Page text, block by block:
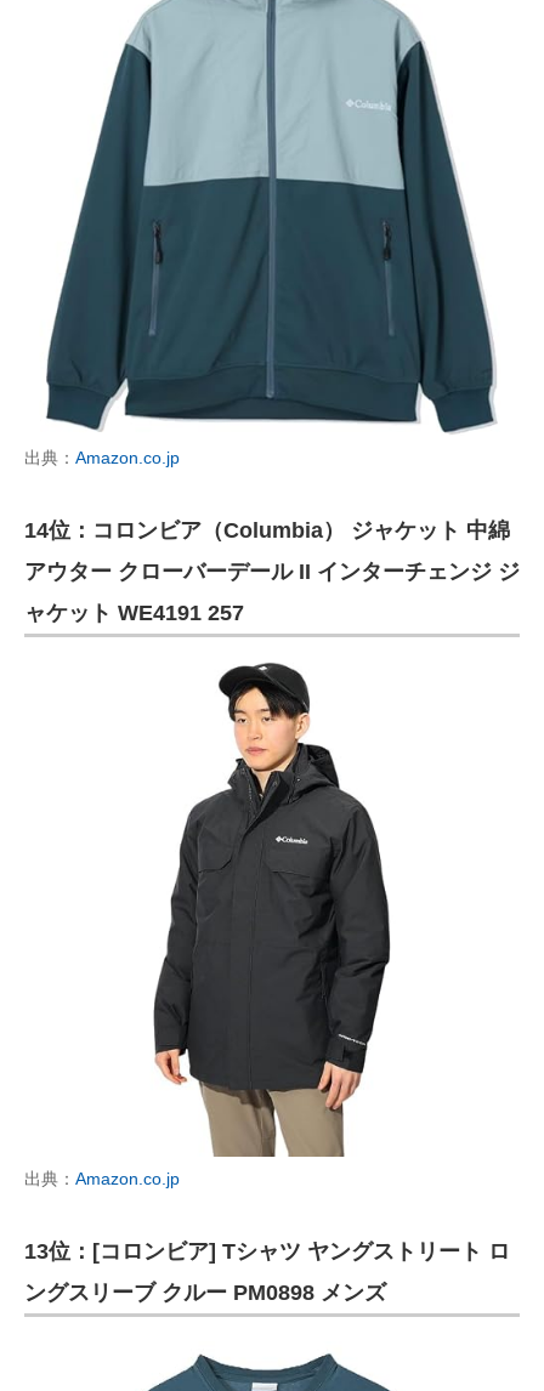
出典： Amazon.co.jp
14位：コロンビア（Columbia） ジャケット 中綿
アウター クローバーデール II インターチェンジ ジ
ャケット WE4191 257
出典： Amazon.co.jp
13位：[コロンビア] Tシャツ ヤングストリート ロ
ングスリーブ クルー PM0898 メンズ